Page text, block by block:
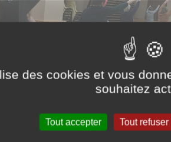
des cookies et vous
souhaitez
Tout accepter Tout refuser